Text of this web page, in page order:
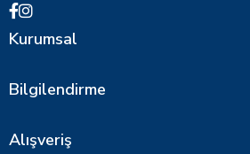
Kurumsal
Bilgilendirme
Alışveriş